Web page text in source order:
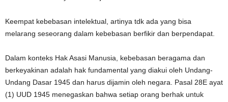
Keempat kebebasan intelektual, artinya tdk ada yang bisa
melarang seseorang dalam kebebasan berfikir dan berpendapat.
Dalam konteks Hak Asasi Manusia, kebebasan beragama dan
berkeyakinan adalah hak fundamental yang diakui oleh Undang-
Undang Dasar 1945 dan harus dijamin oleh negara. Pasal 28E ayat
(1) UUD 1945 menegaskan bahwa setiap orang berhak untuk